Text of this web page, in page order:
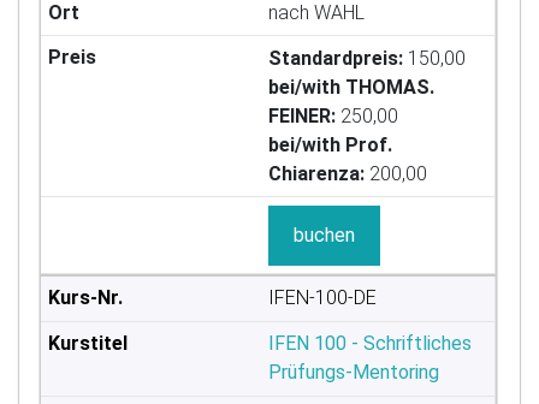
nach WAHL
Standardpreis: 150,00
bei/with THOMAS.
FEINER: 250,00
bei/with Prof.
Chiarenza: 200,00
buchen
IFEN-100-DE
IFEN 100 - Schriftliches
Prüfungs-Mentoring